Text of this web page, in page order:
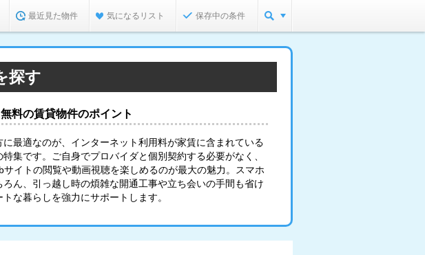
最近見た物件 気になるリスト 保存中の条件
探す
料の賃貸物件のポイント
最適なのが、インターネット利用料が家賃に含まれている
特集です。ご自身でプロバイダと個別契約する必要がなく、
サイトの閲覧や動画視聴を楽しめるのが最大の魅力。スマホ
ん、引っ越し時の煩雑な開通工事や立ち会いの手間も省け
な暮らしを強力にサポートします。